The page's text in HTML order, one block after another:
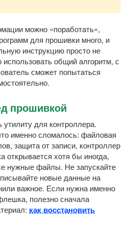
можно «поработать»,
для прошивки много, и
инструкцию просто не
общий алгоритм, с
сможет попытаться
прошивкой
для контроллера.
именно сломалось: файловая
защита от записи, контроллер
хотя бы иногда,
нужные файлы. Не запускайте
новые данные на
важное. Если нужна именно
полезно сначала
как восстановить